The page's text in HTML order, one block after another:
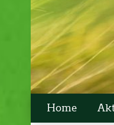
Home